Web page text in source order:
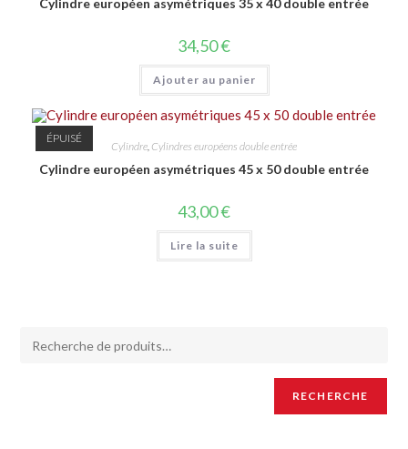
Cylindre européen asymétriques 35 x 40 double entrée
34,50€
Ajouter au panier
ÉPUISÉ
Cylindre Cylindres européens double entrée
Cylindre européen asymétriques 45 x 50 double entrée
43,00€
Lire la suite
RECHERCHE